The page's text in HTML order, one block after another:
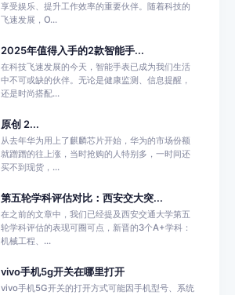
享受娱乐、提升工作效率的重要伙伴。随着科技的
飞速发展，O...
2025年值得入手的2款智能手...
在科技飞速发展的今天，智能手表已成为我们生活
中不可或缺的伙伴。无论是健康监测、信息提醒，
还是时尚搭配...
原创 2...
从去年华为用上了麒麟芯片开始，华为的市场份额
就蹭蹭的往上涨，当时抢购的人特别多，一时间还
买不到现货，...
第五轮学科评估对比：西安交大突...
在之前的文章中，我们已经提及西安交通大学第五
轮学科评估的表现可圈可点，新晋的3个A+学科：
机械工程、...
vivo手机5g开关在哪里打开
vivo手机5G开关的打开方式可能因手机型号、系统